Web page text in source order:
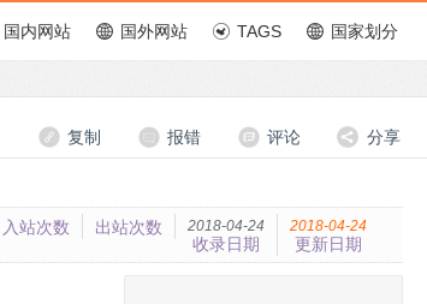
国内网站 国外网站 TAGS 国家划分
分享
评论
报错
复制
入站次数 出站次数 2018-04-24
收录日期
2018-04-24
更新日期